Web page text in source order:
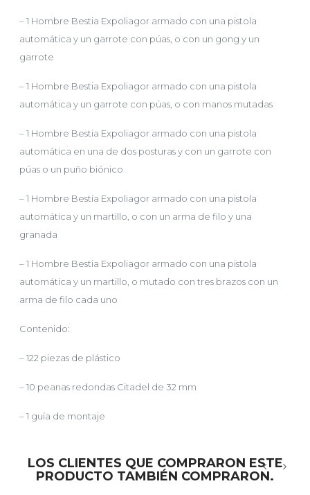
– 1 Hombre Bestia Expoliagor armado con una pistola
automática y un garrote con púas, o con un gong y un
garrote
– 1 Hombre Bestia Expoliagor armado con una pistola
automática y un garrote con púas, o con manos mutadas
– 1 Hombre Bestia Expoliagor armado con una pistola
automática en una de dos posturas y con un garrote con
púas o un puño biónico
– 1 Hombre Bestia Expoliagor armado con una pistola
automática y un martillo, o con un arma de filo y una
granada
– 1 Hombre Bestia Expoliagor armado con una pistola
automática y un martillo, o mutado con tres brazos con un
arma de filo cada uno
Contenido:
– 122 piezas de plástico
– 10 peanas redondas Citadel de 32 mm
– 1 guía de montaje
LOS CLIENTES QUE COMPRARON ESTE
PRODUCTO TAMBIÉN COMPRARON.